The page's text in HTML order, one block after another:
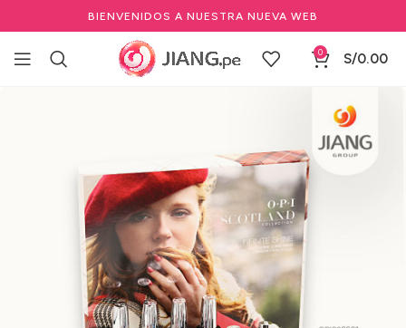
BIENVENIDOS A NUESTRA NUEVA WEB
0 S/0.00